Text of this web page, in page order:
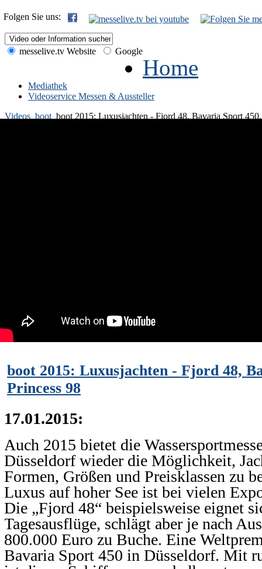
Folgen Sie uns:
messelive.tv Website Google
Home
Mediathek
Videoservice Messen & Aussteller
Videos boot boot 2015: Luxusjachten - Fjord 48, Bavaria Sport
boot 2015: Luxusjachten - Fjord 48,
Princess 98
17.01.2015:
Auch 2015 bietet die
Düsseldorf wieder die Möglichkeit,
Formen, Größen und Preisklassen zu
Luxus auf hoher See ist bei vielen
Die „Fjord 48“ beispielsweise eignet
Tagesausflüge, schlägt aber je nach
800.000 Euro zu Buche. Eine
Bavaria Sport 450 in Düsseldorf. Mit